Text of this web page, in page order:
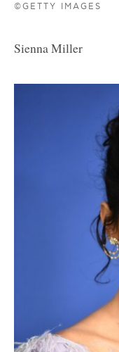
©GETTY IMAGES
Sienna Miller